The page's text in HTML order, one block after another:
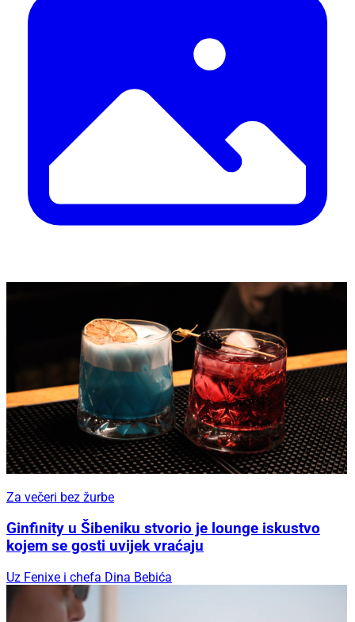
Za večeri bez žurbe
Ginfinity u Šibeniku stvorio je lounge iskustvo
kojem se gosti uvijek vraćaju
Uz Fenixe i chefa Dina Bebića